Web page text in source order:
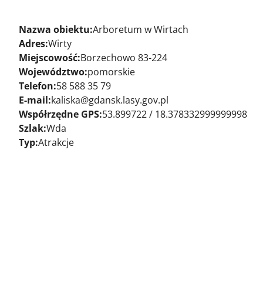
Nazwa obiektu:Arboretum w Wirtach
Adres:Wirty
Miejscowość:Borzechowo 83-224
Województwo:pomorskie
Telefon:58 588 35 79
E-mail:kaliska@gdansk.lasy.gov.pl
Współrzędne GPS:53.899722 / 18.378332999999998
Szlak:Wda
Typ:Atrakcje